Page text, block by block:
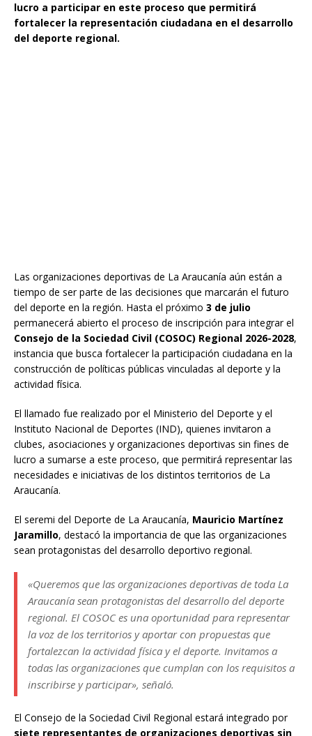
lucro a participar en este proceso que permitirá
fortalecer la representación ciudadana en el desarrollo
del deporte regional.
Las organizaciones deportivas de La Araucanía aún están a
tiempo de ser parte de las decisiones que marcarán el futuro
del deporte en la región. Hasta el próximo 3 de julio
permanecerá abierto el proceso de inscripción para integrar el
Consejo de la Sociedad Civil (COSOC) Regional 2026-2028,
instancia que busca fortalecer la participación ciudadana en la
construcción de políticas públicas vinculadas al deporte y la
actividad física.
El llamado fue realizado por el Ministerio del Deporte y el
Instituto Nacional de Deportes (IND), quienes invitaron a
clubes, asociaciones y organizaciones deportivas sin fines de
lucro a sumarse a este proceso, que permitirá representar las
necesidades e iniciativas de los distintos territorios de La
Araucanía.
El seremi del Deporte de La Araucanía, Mauricio Martínez
Jaramillo, destacó la importancia de que las organizaciones
sean protagonistas del desarrollo deportivo regional.
«Queremos que las organizaciones deportivas de toda La
Araucanía sean protagonistas del desarrollo del deporte
regional. El COSOC es una oportunidad para representar
la voz de los territorios y aportar con propuestas que
fortalezcan la actividad física y el deporte. Invitamos a
todas las organizaciones que cumplan con los requisitos a
inscribirse y participar», señaló.
El Consejo de la Sociedad Civil Regional estará integrado por
siete representantes de organizaciones deportivas sin